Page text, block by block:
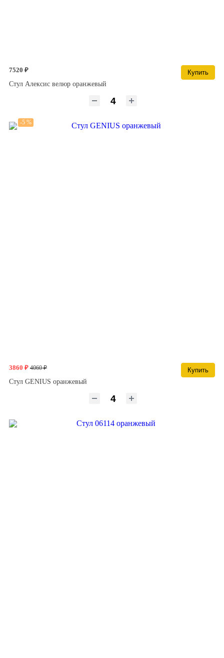
7520 ₽
Купить
Стул Алексис велюр оранжевый
3860 ₽ 4060 ₽
-5 %
Купить
Стул GENIUS оранжевый